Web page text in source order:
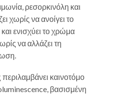
ρεσορκινόλη και
χωρίς να ανοίγει το
ενισχύει το χρώμα
να αλλάζει τη
καινοτόμο
βασισμένη